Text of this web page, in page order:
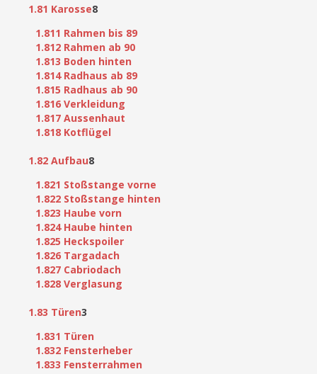
1.81 Karosse8
1.811 Rahmen bis 89
1.812 Rahmen ab 90
1.813 Boden hinten
1.814 Radhaus ab 89
1.815 Radhaus ab 90
1.816 Verkleidung
1.817 Aussenhaut
1.818 Kotflügel
1.82 Aufbau8
1.821 Stoßstange vorne
1.822 Stoßstange hinten
1.823 Haube vorn
1.824 Haube hinten
1.825 Heckspoiler
1.826 Targadach
1.827 Cabriodach
1.828 Verglasung
1.83 Türen3
1.831 Türen
1.832 Fensterheber
1.833 Fensterrahmen